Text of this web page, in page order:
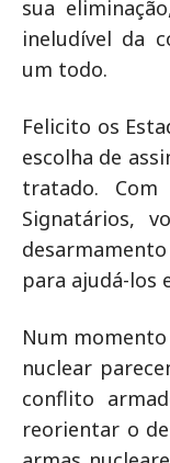
sua
ineludível da
um todo.
Felicito os
escolha de
tratado.
Signatários,
para ajudá-los
Num
nuclear
conflito
reorientar o